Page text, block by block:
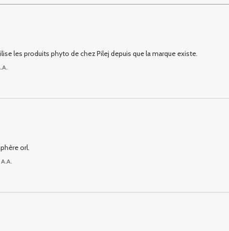
les produits phyto de chez Pilej depuis que la marque existe.
orl.
A.A.